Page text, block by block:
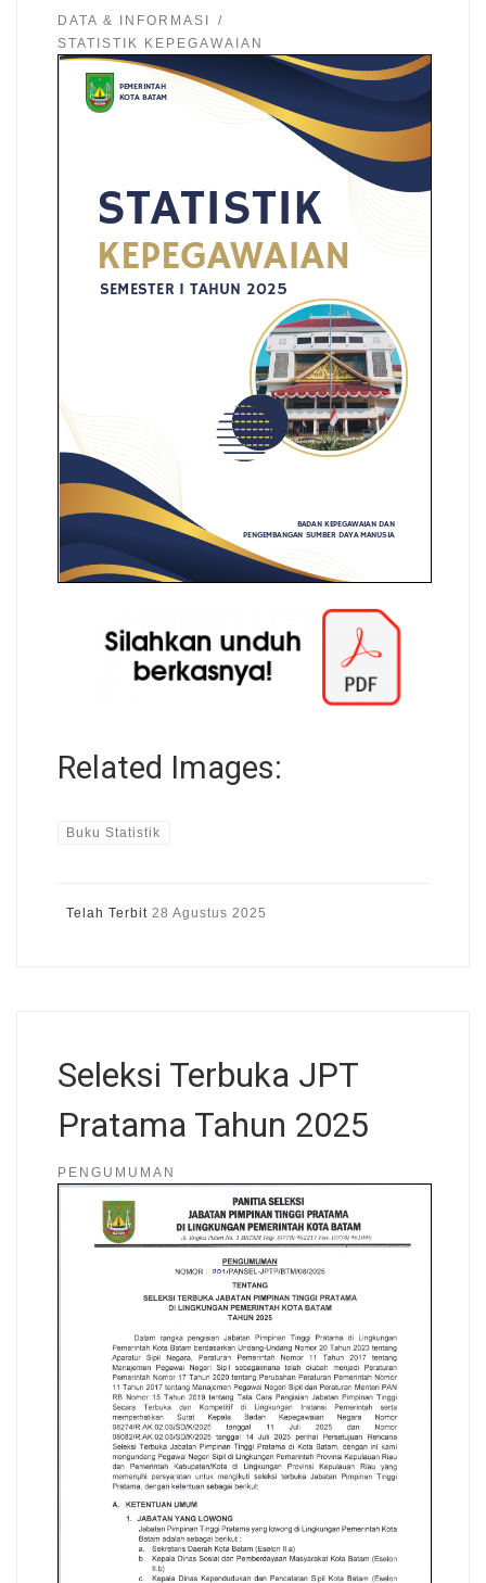
DATA & INFORMASI
STATISTIK KEPEGAWAIAN
Related Images:
Buku Statistik
Telah Terbit 28 Agustus 2025
Seleksi Terbuka JPT
Pratama Tahun 2025
PENGUMUMAN